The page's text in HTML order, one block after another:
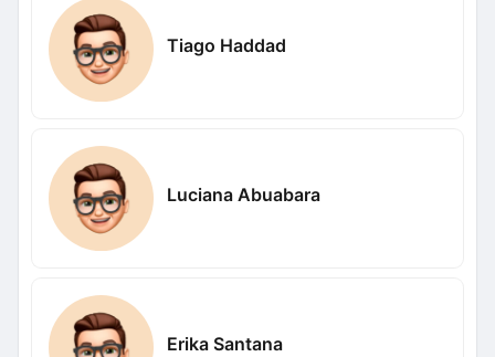
Tiago Haddad
Luciana Abuabara
Erika Santana